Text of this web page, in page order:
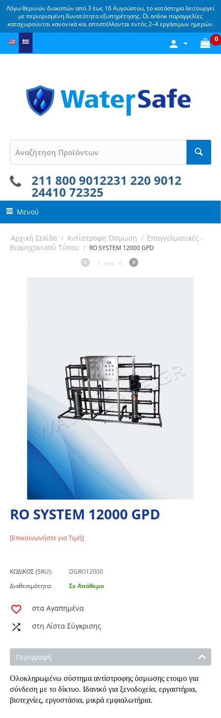
Λόγω θερινών διακοπών από 3 έως 16 Αυγούστου, το κατάστημα λειτουργεί
με περιορισμένη δυνατότητα εξυπηρέτησης. Οι online παραγγελίες
καταχωρούνται κανονικά και αποστέλλονται εντός 2–4 εργάσιμων ημερών.
0
211 800 9012231 220 9012
24410 72325
Μενού
Αρχική Σελίδα / Αντίστροφη Όσμωση / Επαγγελματικές -
Βιομηχανικού Τύπου / RO SYSTEM 12000 GPD
1
απο 4
RO SYSTEM 12000 GPD
[Επικοινωνήστε για Τιμή]
ΚΩΔΙΚΟΣ (SKU):
DGRO12000
Διαθεσιμότητα:
Σε Απόθεμα
στα Αγαπημένα
στη Λίστα Σύγκρισης
Περιγραφή
Ολοκληρωμένω σύστημα αντίστροφης όσμωσης ετοιμο για
σύνδεση με το δίκτυο. Ιδανικό για ξενοδοχεία, εργαστήρια,
βιοτεχνίες, εργοστάσια, μικρά εμφιαλωτήρια.